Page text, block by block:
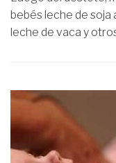
bebés leche de soja
leche de vaca y